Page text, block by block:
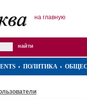
на главную
ПОЛИТИКА